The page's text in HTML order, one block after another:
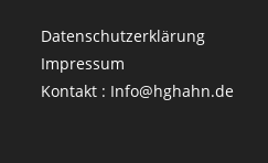
Datenschutzerklärung
Impressum
Kontakt : Info@hghahn.de